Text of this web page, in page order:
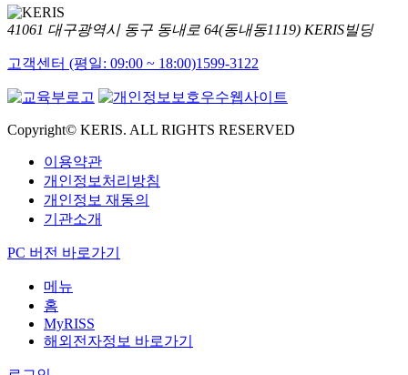
41061 대구광역시 동구 동내로 64(동내동1119) KERIS빌딩
고객센터 (평일: 09:00 ~ 18:00)1599-3122
Copyright© KERIS. ALL RIGHTS RESERVED
이용약관
개인정보처리방침
개인정보 재동의
기관소개
PC 버전 바로가기
메뉴
홈
MyRISS
해외전자정보 바로가기